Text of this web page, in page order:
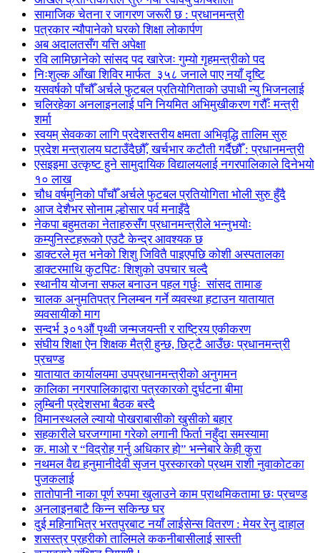
सामाजिक चेतना र जागरण जरूरी छ : प्रधानमन्त्री
पत्रकार न्यौपानेको घरको शिक्षा लोकार्पण
अब अदालतसँग यत्ति अपेक्षा
रवि लामिछानेको सांसद पद खारेजः गुम्यो गृहमन्त्रीको पद
निःशुल्क आँखा शिविर मार्फत ३५८ जनाले पाए नयाँ दृष्टि
यसवर्षको पाँचौँ अर्चले फुटबल प्रतियोगिताको उपाधी न्यु भिजनलाई
चलिरहेका अनलाइनलाई पनि नियमित अभिमुखीकरण गरौँः मन्त्री
शर्मा
स्वयम् सेवकका लागि प्रदेशस्तरीय क्षमता अभिवृद्धि तालिम सुरु
प्रदेश मन्त्रालय घटाउँदैछौँ, खर्चभार कटौती गर्दैछौँ : प्रधानमन्त्री
एसइइमा उत्कृष्ट हुने सामुदायिक विद्यालयलाई नगरपालिकाले दिनेभयो
१० लाख
चौध वर्षमुनिको पाँचौँ अर्चले फुटबल प्रतियोगिता भोली सुरु हुँदै
आज देशैभर सोनाम ल्होसार पर्व मनाइँदै
नेकपा बहुमतका नेताहरुसँग प्रधानमन्त्रीले भन्नुभयोः
कम्युनिस्टहरूको एउटै केन्द्र आवश्यक छ
डाक्टरले मृत भनेको शिशु जिवितै पाइएपछि कोशी अस्पतालका
डाक्टरमाथि कुटपिटः शिशुको उपचार चल्दै
स्थानीय योजना सफल बनाउन पहल गर्छुः सांसद तामाङ
चालक अनुमतिपत्र निलम्बन गर्ने व्यवस्था हटाउन यातायात
व्यवसायीको माग
सन्दर्भ ३०१औं पृथ्वी जन्मजयन्ती र राष्ट्रिय एकीकरण
संघीय शिक्षा ऐन शिक्षक मैत्री हुन्छ, छिट्टै आउँछः प्रधानमन्त्री
प्रचण्ड
यातायात कार्यालयमा उपप्रधानमन्त्रीको अनुगमन
कालिका नगरपालिकाद्वारा पत्रकारको दुर्घटना बीमा
लुम्बिनी प्रदेशसभा बैठक बस्दै
विमानस्थलले ल्यायो पोखराबासीको खुसीको बहार
सहकारीले घरजग्गामा गरेको लगानी फिर्ता नहुँदा समस्यामा
क. माओ र “विद्रोह गर्नु अधिकार हो” भन्नेबारे केही कुरा
नथमल वैद्य हनुमानीदेवी सृजन पुरस्कारको प्रथम राशी नुवाकोटका
पुजकलाई
तातोपानी नाका पूर्ण रुपमा खुलाउने काम प्राथमिकतामा छः प्रचण्ड
अनलाइनबाटै किन्न सकिन्छ घर
दुई महिनाभित्र भरतपुरबाट नयाँ लाईसेन्स वितरण : मेयर रेनु दाहाल
शसस्त्र प्रहरीको तालिमले ककनीबासीलाई सास्ती